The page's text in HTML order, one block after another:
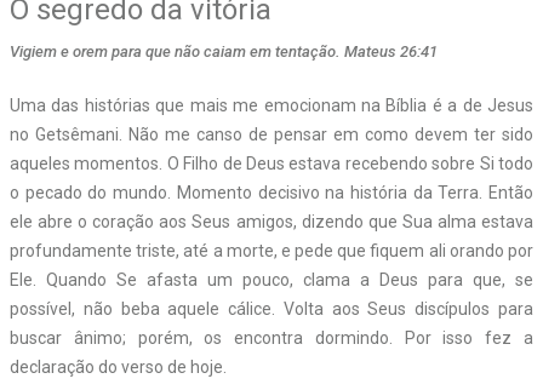
O segredo da vitória
Vigiem e orem para que não caiam em tentação. Mateus 26:41
Uma das histórias que mais me emocionam na Bíblia é a de Jesus
no Getsêmani. Não me canso de pensar em como devem ter sido
aqueles momentos. O Filho de Deus estava recebendo sobre Si todo
o pecado do mundo. Momento decisivo na história da Terra. Então
ele abre o coração aos Seus amigos, dizendo que Sua alma estava
profundamente triste, até a morte, e pede que fiquem ali orando por
Ele. Quando Se afasta um pouco, clama a Deus para que, se
possível, não beba aquele cálice. Volta aos Seus discípulos para
buscar ânimo; porém, os encontra dormindo. Por isso fez a
declaração do verso de hoje.